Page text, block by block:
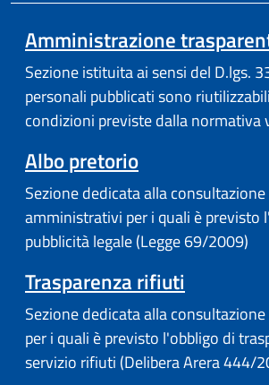
Amministrazione
Sezione istituita ai sensi del D.lgs.
personali pubblicati sono
condizioni previste dalla normativa
Albo pretorio
Sezione dedicata alla
amministrativi per i quali è previsto
pubblicità legale (Legge 69/2009)
Trasparenza rifiuti
Sezione dedicata alla
per i quali è previsto l'obbligo di
servizio rifiuti (Delibera Arera 444/